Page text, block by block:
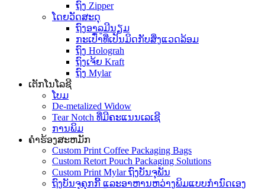
ຖົງ Zipper
ໂດຍວັດສະດຸ
ຖົງອາລູມີນຽມ
ກະເປົ໋າທີ່ເປັນມິດກັບສິ່ງແວດລ້ອມ
ຖົງ Holograh
ຖົງເຈ້ຍ Kraft
ຖົງ Mylar
ເຕັກໂນໂລຊີ
ໂບມ
De-metalized Widow
Tear Notch ທີ່ມີຄະແນນເລເຊີ
ການພິມ
ຄໍາຮ້ອງສະຫມັກ
Custom Print Coffee Packaging Bags
Custom Retort Pouch Packaging Solutions
Custom Print Mylar ຖົງບັນຈຸພັນ
ຖົງບັນຈຸຄຸກກີ້ ແລະອາຫານຫວ່າງພິມແບບກຳນົດເອງ